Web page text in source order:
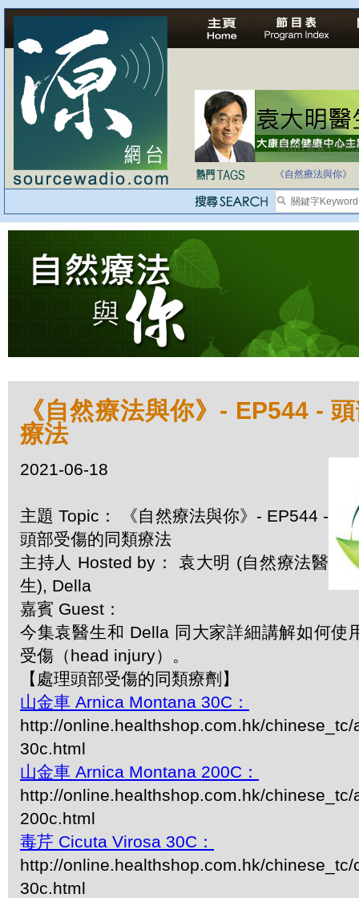
法治社會並不等同
《自然療法與你》
《自然療法與你》- EP544 -
療法
2021-06-18
主題 Topic： 《自然療法與你》- EP544 -
頭部受傷的同類療法
主持人 Hosted by： 袁大明 (自然療法醫
生), Della
嘉賓 Guest：
今集袁醫生和 Della 同大家詳細講解如何使
受傷（head injury）。
【處理頭部受傷的同類療劑】
山金車 Arnica Montana 30C：
http://online.healthshop.com.hk/
30c.html
山金車 Arnica Montana 200C：
http://online.healthshop.com.hk/
200c.html
毒芹 Cicuta Virosa 30C：
http://online.healthshop.com.hk/
30c.html